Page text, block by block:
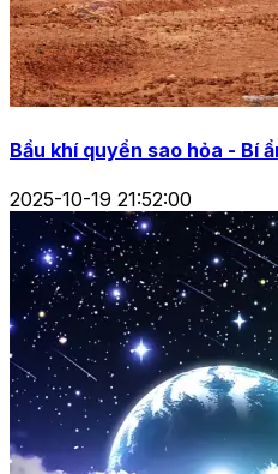
Bầu khí quyển sao hỏa - Bí
2025-10-19 21:52:00